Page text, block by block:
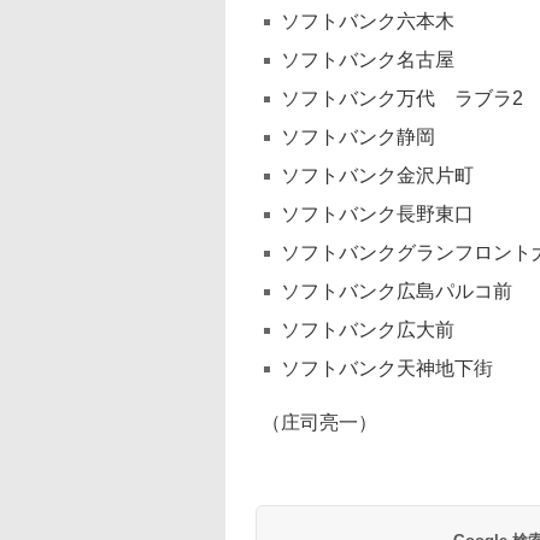
ソフトバンク六本木
ソフトバンク名古屋
ソフトバンク万代 ラブラ2
ソフトバンク静岡
ソフトバンク金沢片町
ソフトバンク長野東口
ソフトバンクグランフロント
ソフトバンク広島パルコ前
ソフトバンク広大前
ソフトバンク天神地下街
（庄司亮一）